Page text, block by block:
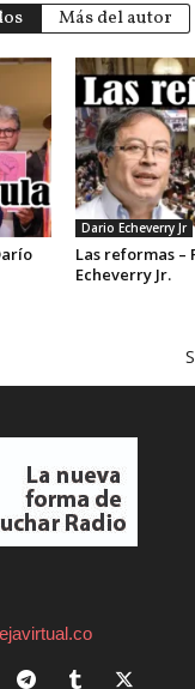
Más del autor
Dario Echeverry Jr
Las reformas –
Echeverry Jr.